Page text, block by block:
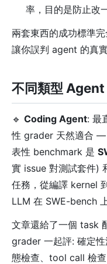
率，目的是防止改
兩套東西的成功標準
讓你誤判 agent 的真實
不同類型 Agent
🔹 Coding Agent: 最
性 grader 天然適合 —
表性 benchmark 是
實 issue 對測試套件)
任務，從編譯 kernel
LLM 在 SWE-bench
文章還給了一個 task
grader 一起評: 確定
態檢查、tool call 檢查